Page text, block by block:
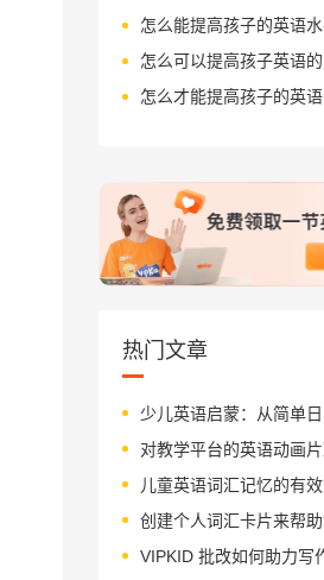
怎么能提高孩子的英语
怎么可以提高孩子英语
怎么才能提高孩子的英语
热门文章
少儿英语启蒙：从简单
对教学平台的英语动画片
儿童英语词汇记忆的有效
创建个人词汇卡片来帮助
VIPKID 批改如何助力写